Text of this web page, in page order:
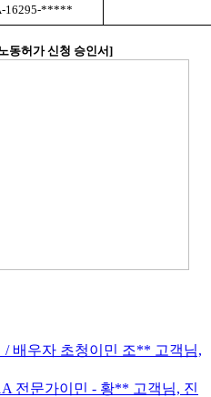
16295-*****
동허가 신청 승인서]
/ 배우자 초청이민 조** 고객님,
전문가이민 - 황** 고객님, 진